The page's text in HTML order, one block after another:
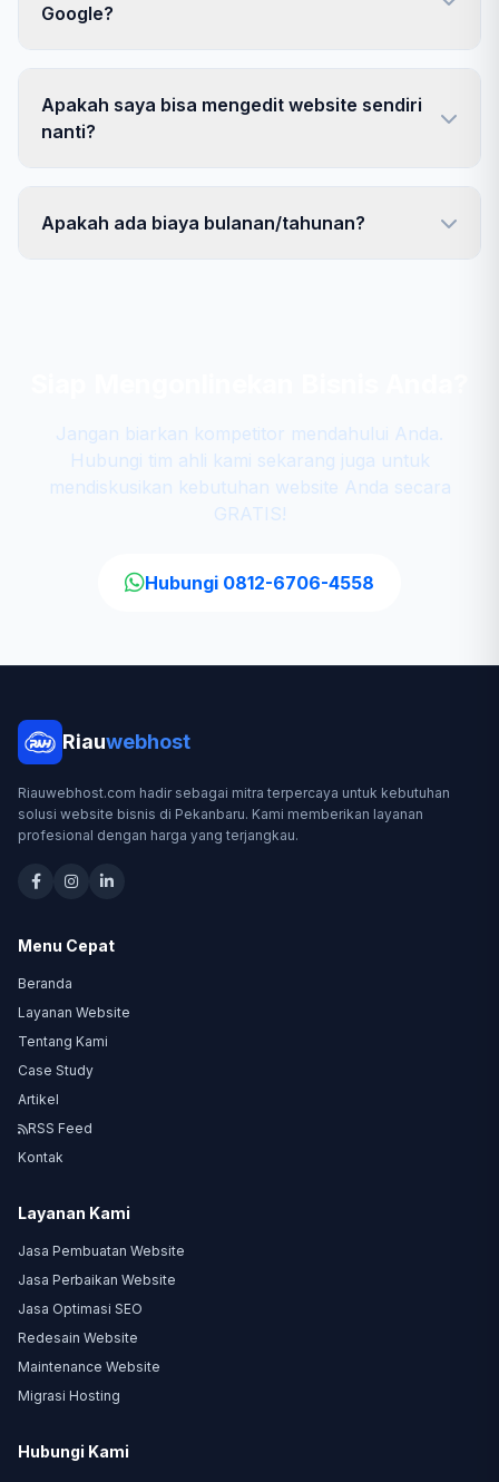
Google?
Apakah saya bisa mengedit website sendiri
nanti?
Apakah ada biaya bulanan/tahunan?
Jangan biarkan kompetitor mendahului Anda.
Hubungi tim ahli kami sekarang juga untuk
mendiskusikan kebutuhan website Anda secara
GRATIS!
Hubungi 0812-6706-4558
Riauwebhost
Riauwebhost.com hadir sebagai mitra terpercaya untuk kebutuhan
solusi website bisnis di Pekanbaru. Kami memberikan layanan
profesional dengan harga yang terjangkau.
Menu Cepat
Beranda
Layanan Website
Tentang Kami
Case Study
Artikel
RSS Feed
Kontak
Layanan Kami
Jasa Pembuatan Website
Jasa Perbaikan Website
Jasa Optimasi SEO
Redesain Website
Maintenance Website
Migrasi Hosting
Hubungi Kami